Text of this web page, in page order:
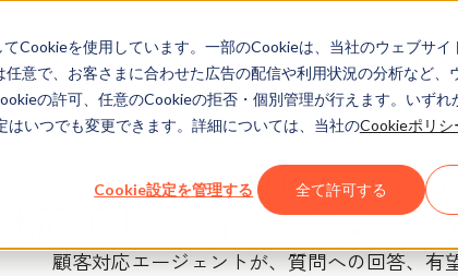
Cookieを使用しています。一部のCookieは、当社のウェブサイ
意で、お客さまに合わせた広告の配信や利用状況の分析など、
の許可、任意のCookieの拒否・個別管理が行えます。いずれ
いつでも変更できます。詳細については、当社のCookieポリシ
Cookie設定を管理する 全て許可する
エージェント作成ツール
顧客対応エージェント
応でビジネスを支え
顧客対応エージェントが、質問への回答、有